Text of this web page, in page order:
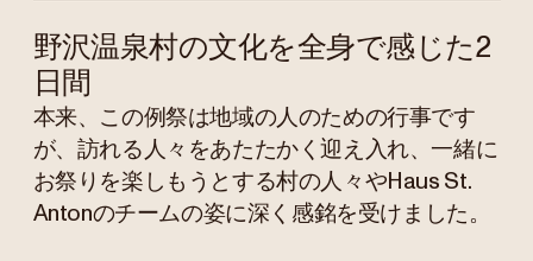
野沢温泉村の文化を全身で感じた2
日間
本来、この例祭は地域の人のための行事です
が、訪れる人々をあたたかく迎え入れ、一緒に
お祭りを楽しもうとする村の人々やHaus St.
Antonのチームの姿に深く感銘を受けました。